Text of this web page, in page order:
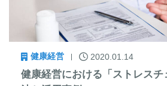
健康経営 2020.01.14
健康経営における「ストレス